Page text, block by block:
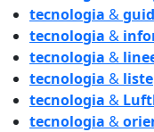
tecnologia &
tecnologia &
tecnologia &
tecnologia & liste
tecnologia &
tecnologia &